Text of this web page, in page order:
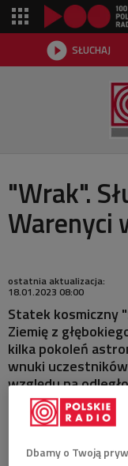
 SŁUCHAJ
REPERTUAR
AKTUALNOŚCI
DWA TEATRY 2026
MISTRZOWIE
MATYSIAKOWIE
"Wrak".
Warenyci
ostatnia aktualizacja:
18.01.2023 08:00
Statek kosmiczny
Ziemię z
kilka pokoleń
wnuki
względu na
Ziemią.
znajduje się
Dbamy o Twoją